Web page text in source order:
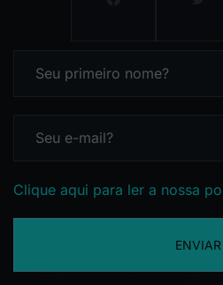
Clique aqui para ler a nossa
ENVIAR